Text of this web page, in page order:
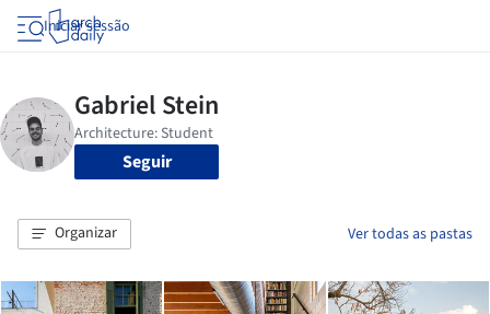
Iniciar sessão
Seguir
Organizar Ver todas as pastas